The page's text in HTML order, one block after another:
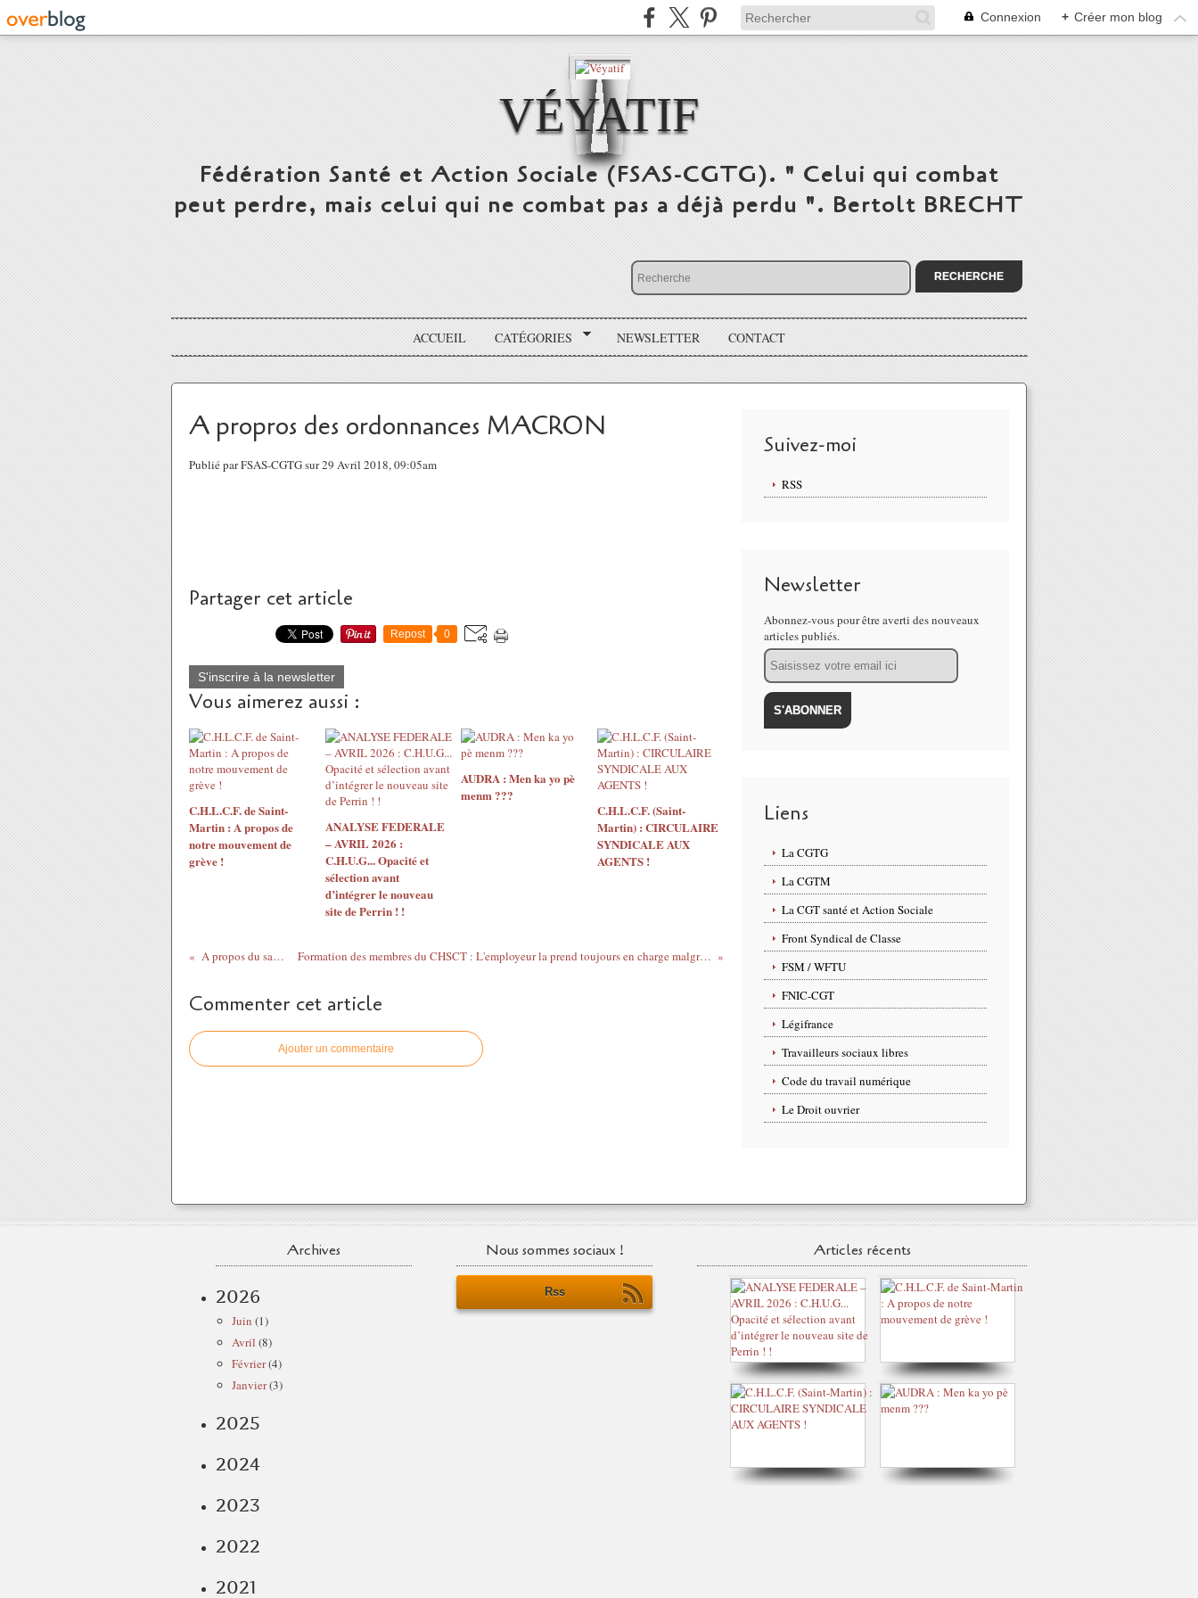
Connexion + Créer mon blog
VÉYATIF
Fédération Santé et Action Sociale (FSAS-CGTG). " Celui qui combat
peut perdre, mais celui qui ne combat pas a déjà perdu ". Bertolt BRECHT
ACCUEIL CATÉGORIES NEWSLETTER CONTACT
A propros des ordonnances MACRON
Publié par FSAS-CGTG sur 29 Avril 2018, 09:05am
Partager cet article
Repost 0
S'inscrire à la newsletter
Vous aimerez aussi :
C.H.L.C.F. de Saint-
Martin : A propos de
notre mouvement de
grève !
ANALYSE FEDERALE
– AVRIL 2026 :
C.H.U.G... Opacité et
sélection avant
d’intégrer le nouveau
site de Perrin ! !
AUDRA : Men ka yo pè
menm ???
C.H.L.C.F. (Saint-
Martin) : CIRCULAIRE
SYNDICALE AUX
AGENTS !
A propos du salaire Formation des membres du CHSCT : L'employeur la prend toujours en charge malgré le CSE.
Commenter cet article
Ajouter un commentaire
Suivez-moi
RSS
Newsletter
Abonnez-vous pour être averti des nouveaux
articles publiés.
Email
Liens
La CGTG
La CGTM
La CGT santé et Action Sociale
Front Syndical de Classe
FSM / WFTU
FNIC-CGT
Légifrance
Travailleurs sociaux libres
Code du travail numérique
Le Droit ouvrier
Archives
2026
Juin (1)
Avril (8)
Février(4)
Janvier(3)
2025
2024
2023
2022
2021
Nous sommes sociaux !
Rss
Articles récents